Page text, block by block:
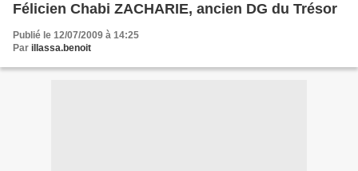
Félicien Chabi ZACHARIE, ancien DG du Trésor
Publié le 12/07/2009 à 14:25
Par illassa.benoit